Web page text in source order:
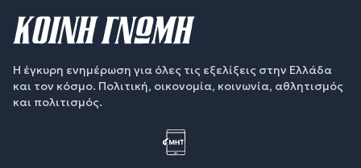
Η έγκυρη ενημέρωση για όλες τις εξελίξεις στην Ελλάδα
και τον κόσμο. Πολιτική, οικονομία, κοινωνία, αθλητισμός
και πολιτισμός.